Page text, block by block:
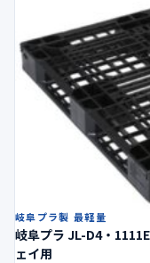
岐阜プラ製 最軽量
岐阜プラ JL-D4・
ェイ用